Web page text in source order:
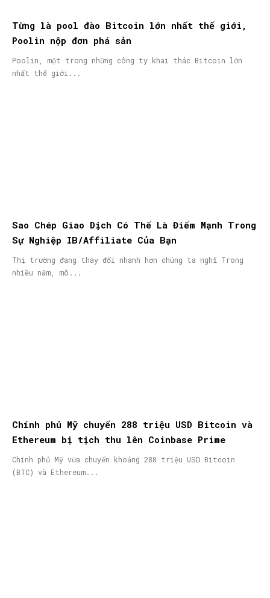
Từng là pool đào Bitcoin lớn nhất thế giới,
Poolin nộp đơn phá sản
Poolin, một trong những công ty khai thác Bitcoin lớn
nhất thế giới...
Sao Chép Giao Dịch Có Thể Là Điểm Mạnh Trong
Sự Nghiệp IB/Affiliate Của Bạn
Thị trường đang thay đổi nhanh hơn chúng ta nghĩ Trong
nhiều năm, mô...
Chính phủ Mỹ chuyển 288 triệu USD Bitcoin và
Ethereum bị tịch thu lên Coinbase Prime
Chính phủ Mỹ vừa chuyển khoảng 288 triệu USD Bitcoin
(BTC) và Ethereum...